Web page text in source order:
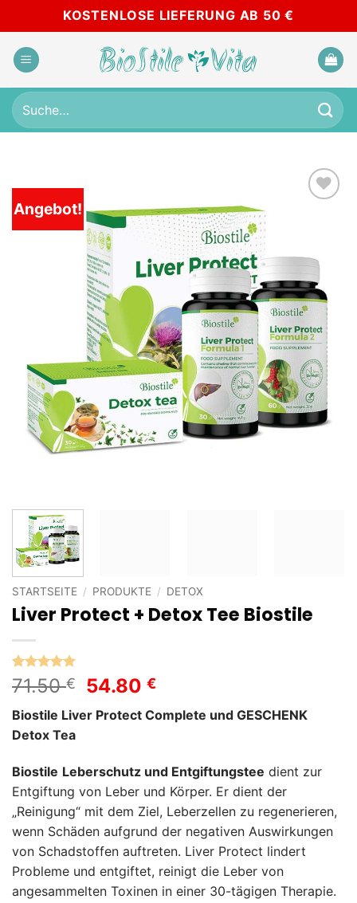
to
content
KOSTENLOSE LIEFERUNG AB 50 €
Suche
nach:
Angebot!
STARTSEITE / PRODUKTE / DETOX
Liver Protect + Detox Tee Biostile
Bewertet
mit5von
auf
1
Kundenbewertung
71.50€
Ursprünglicher
war:
54.80€Aktueller
ist:
Biostile Liver Protect Complete und GESCHENK
Detox Tea
Biostile Leberschutz und Entgiftungstee dient zur
Entgiftung von Leber und Körper. Er dient der
„Reinigung“ mit dem Ziel, Leberzellen zu regenerieren,
wenn Schäden aufgrund der negativen Auswirkungen
von Schadstoffen auftreten. Liver Protect lindert
Probleme und entgiftet, reinigt die Leber von
angesammelten Toxinen in einer 30-tägigen Therapie.